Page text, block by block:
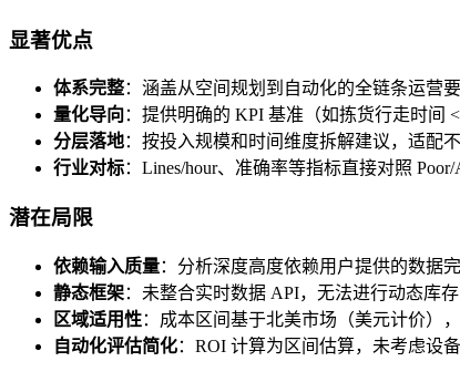
显著优点
体系完整：涵盖从空间规划到自动化的全链条运营
量化导向 ：提供明确的 KPI 基准（如拣货行走时间
分层落地：按投入规模和时间维度拆解建议，适配
行业对标：Lines/hour、准确率等指标直接对照 Poor/
潜在局限
依赖输入质量：分析深度高度依赖用户提供的数据
静态框架：未整合实时数据 API，无法进行动态库
区域适用性：成本区间基于北美市场（美元计价）
自动化评估简化：ROI 计算为区间估算，未考虑设